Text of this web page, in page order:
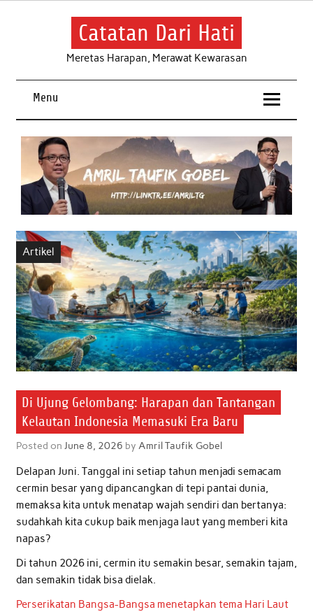
Skip
Catatan Dari Hati
Meretas Harapan, Merawat Kewarasan
Menu
Artikel
Di Ujung Gelombang: Harapan dan Tantangan
Kelautan Indonesia Memasuki Era Baru
Posted on June 8, 2026 by Amril Taufik Gobel
Delapan Juni. Tanggal ini setiap tahun menjadi semacam
cermin besar yang dipancangkan di tepi pantai dunia,
memaksa kita untuk menatap wajah sendiri dan bertanya:
sudahkah kita cukup baik menjaga laut yang memberi kita
napas?
Di tahun 2026 ini, cermin itu semakin besar, semakin tajam,
dan semakin tidak bisa dielak.
Perserikatan Bangsa-Bangsa menetapkan tema Hari Laut